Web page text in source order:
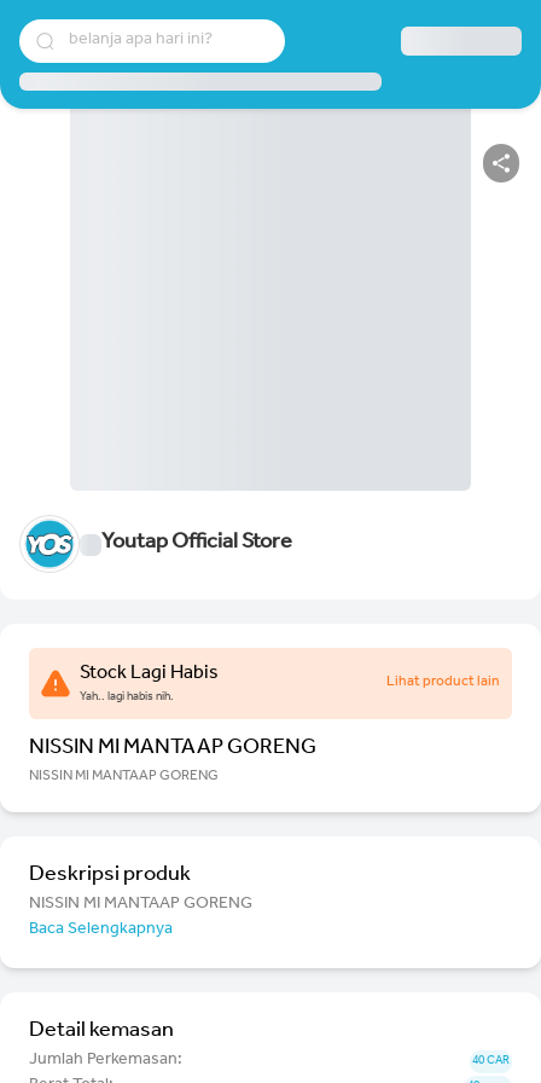
belanja apa hari ini?
Youtap Official Store
Stock Lagi Habis
Yah.. lagi habis nih.
Lihat product lain
NISSIN MI MANTAAP GORENG
NISSIN MI MANTAAP GORENG
Deskripsi produk
NISSIN MI MANTAAP GORENG
Baca Selengkapnya
Detail kemasan
Jumlah Perkemasan: 40 CAR